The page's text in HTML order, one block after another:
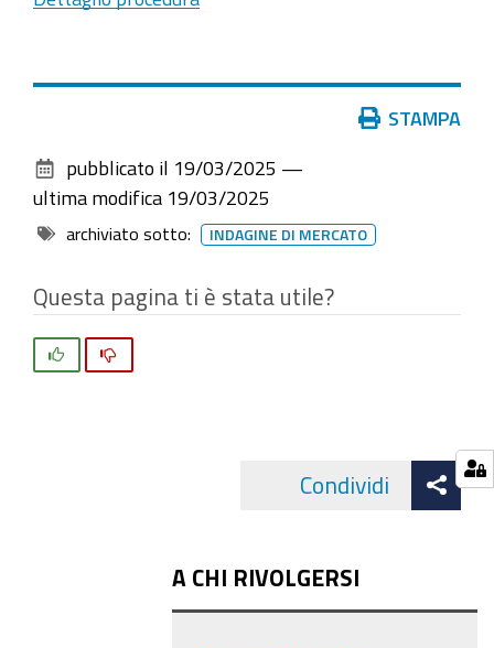
documento
STAMPA
pubblicato il 19/03/2025 —
ultima modifica 19/03/2025
archiviato sotto: INDAGINE DI MERCATO
Questa pagina ti è stata utile?
Condividi
A CHI RIVOLGERSI